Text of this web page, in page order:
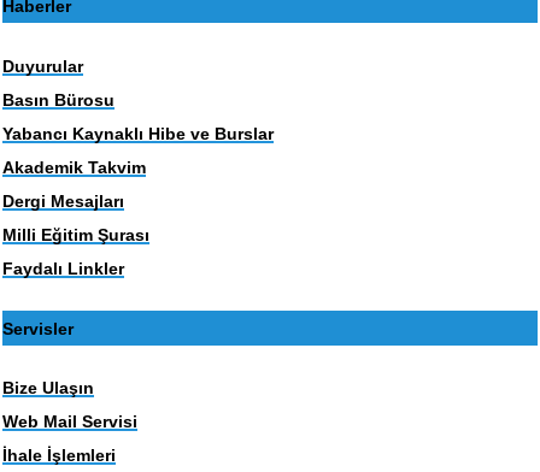
Haberler
Duyurular
Basın Bürosu
Yabancı Kaynaklı Hibe ve Burslar
Akademik Takvim
Dergi Mesajları
Milli Eğitim Şurası
Faydalı Linkler
Servisler
Bize Ulaşın
Web Mail Servisi
İhale İşlemleri